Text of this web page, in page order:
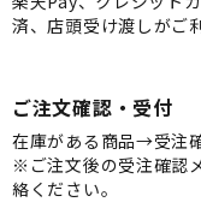
済、店頭受け渡しがご
ご注文確認・受付
在庫がある商品→受注
※ご注文後の受注確認
絡ください。